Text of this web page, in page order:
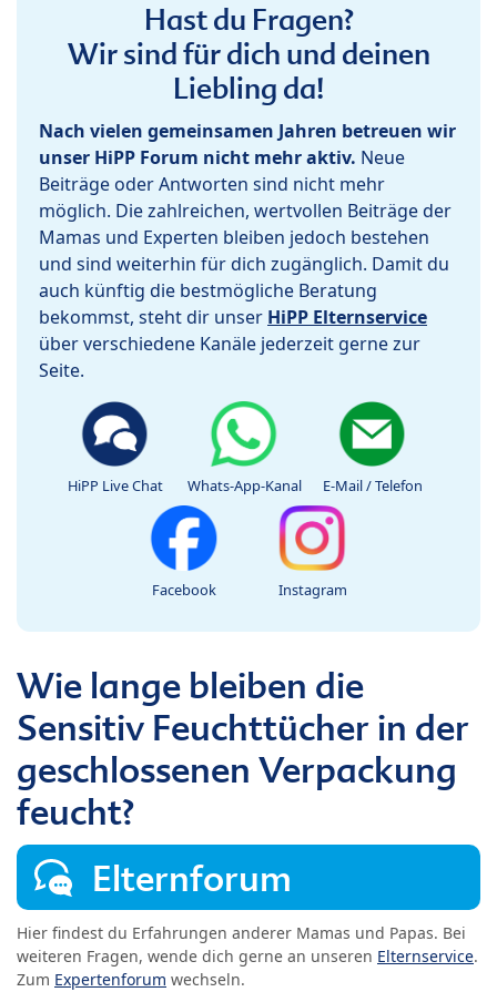
Hast du Fragen?
Wir sind für dich und deinen
Liebling da!
Nach vielen gemeinsamen Jahren betreuen wir
unser HiPP Forum nicht mehr aktiv. Neue
Beiträge oder Antworten sind nicht mehr
möglich. Die zahlreichen, wertvollen Beiträge der
Mamas und Experten bleiben jedoch bestehen
und sind weiterhin für dich zugänglich. Damit du
auch künftig die bestmögliche Beratung
bekommst, steht dir unser HiPP Elternservice
über verschiedene Kanäle jederzeit gerne zur
Seite.
HiPP Live Chat Whats-App-Kanal E-Mail / Telefon
Facebook Instagram
Wie lange bleiben die
Sensitiv Feuchttücher in der
geschlossenen Verpackung
feucht?
Elternforum
Hier findest du Erfahrungen anderer Mamas und Papas. Bei
weiteren Fragen, wende dich gerne an unseren Elternservice.
Zum Expertenforum wechseln.